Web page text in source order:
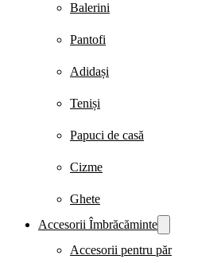
Balerini
Pantofi
Adidași
Teniși
Papuci de casă
Cizme
Ghete
Accesorii Îmbrăcăminte
Accesorii pentru păr